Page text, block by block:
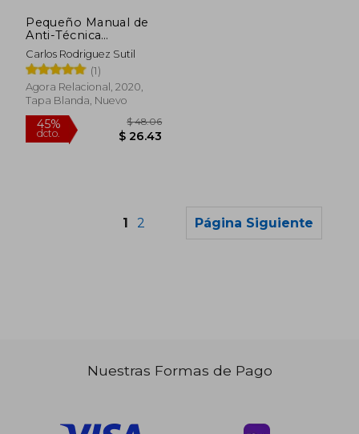
Pequeño Manual de
Anti-Técnica
Psicoanalítica
Relacional
Carlos Rodriguez Sutil
(1)
Agora Relacional, 2020,
Tapa Blanda, Nuevo
1 2 Página Siguiente
Nuestras Formas de Pago